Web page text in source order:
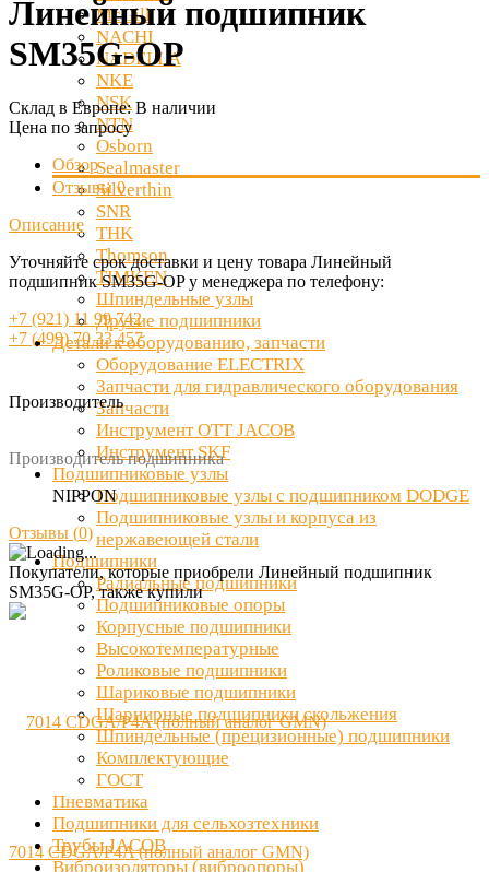
McGill
NACHI
NADELLA
NKE
NSK
NTN
Osborn
Sealmaster
Silverthin
SNR
THK
Thomson
TIMKEN
Шпиндельные узлы
Другие подшипники
Детали к оборудованию, запчасти
Оборудование ELECTRIX
Запчасти для гидравлического оборудования
Запчасти
Инструмент OTT JACOB
Инструмент SKF
Подшипниковые узлы
Подшипниковые узлы с подшипником DODGE
Подшипниковые узлы и корпуса из
нержавеющей стали
Подшипники
Радиальные подшипники
Подшипниковые опоры
Корпусные подшипники
Высокотемпературные
Роликовые подшипники
Шариковые подшипники
Шарнирные подшипники скольжения
Шпиндельные (прецизионные) подшипники
Комплектующие
ГОСТ
Пневматика
Подшипники для сельхозтехники
Трубы JACOB
Виброизоляторы (виброопоры)
Линейный подшипник
SM35G-OP
Склад в Европе:В наличии
Цена по запросу
Обзор
Отзывы0
Описание
Уточняйте срок доставки и цену товара Линейный
подшипник SM35G-OP у менеджера по телефону:
+7 (921) 11 99 742
+7 (499) 70 33 457
Производитель
Производитель подшипника
NIPPON
Отзывы (0)
Покупатели, которые приобрели Линейный подшипник
SM35G-OP, также купили
7014 CDGA/P4A (полный аналог GMN)